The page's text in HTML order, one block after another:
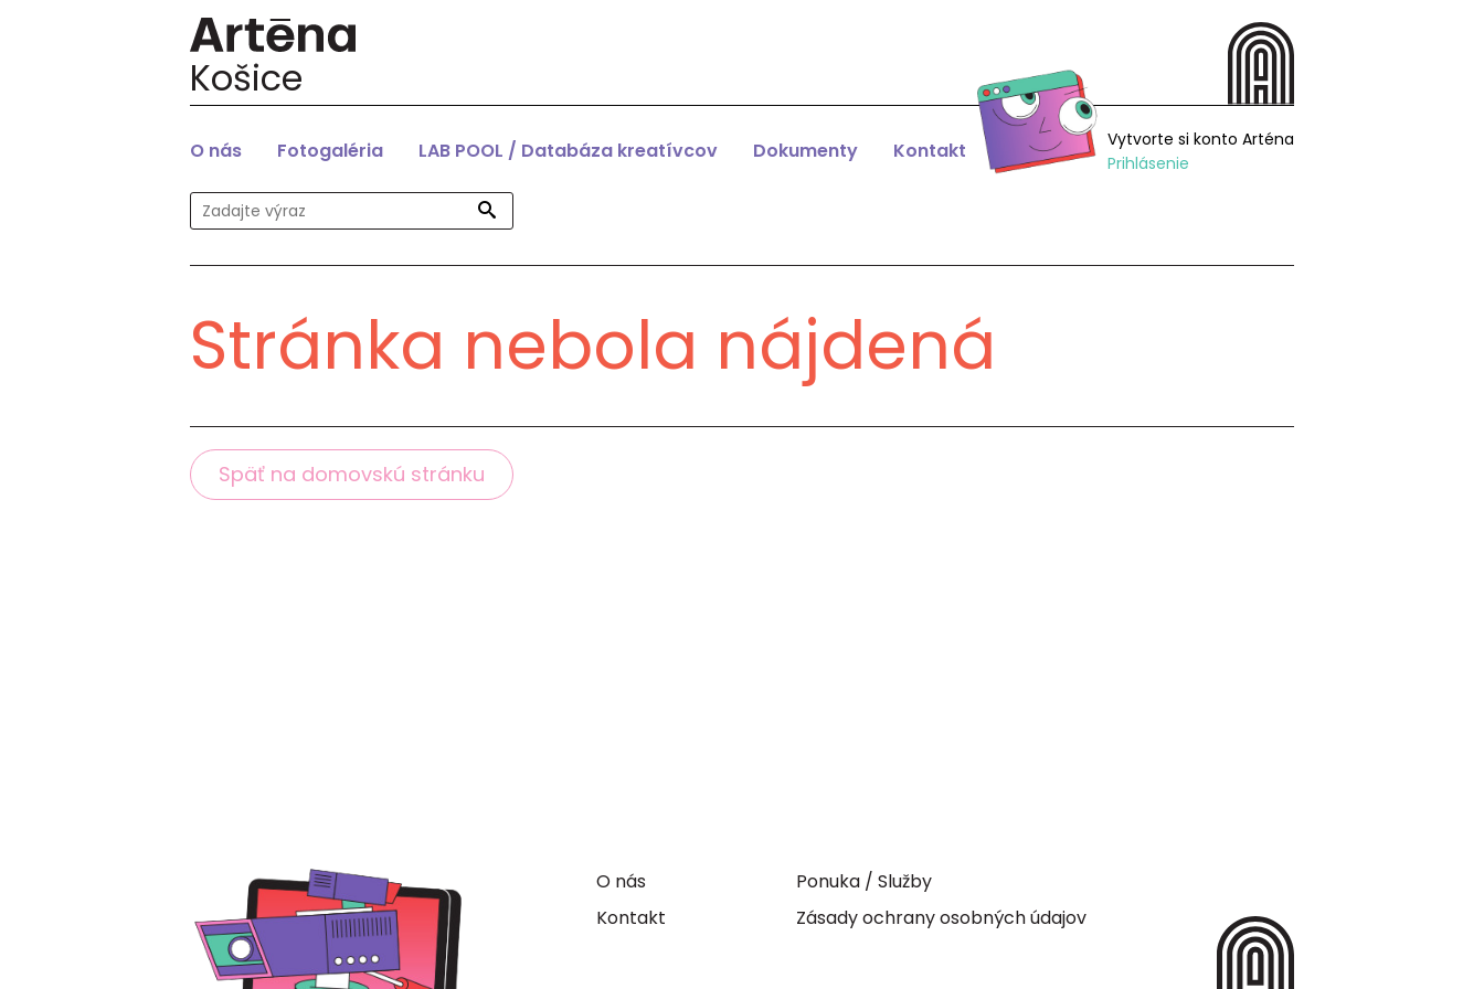
Košice
O nás Fotogaléria LAB POOL / Databáza kreatívcov Dokumenty Kontakt
Vytvorte si konto Arténa
Prihlásenie
Stránka nebola nájdená
Späť na domovskú stránku
O nás
Kontakt
Ponuka / Služby
Zásady ochrany osobných údajov